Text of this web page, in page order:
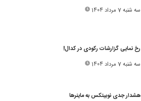
سه شنبه 7 مرداد 1404
رخ نمایی گزارشات رکودی در کدال!
سه شنبه 7 مرداد 1404
هشدار جدی نوبیتکس به ماینرها